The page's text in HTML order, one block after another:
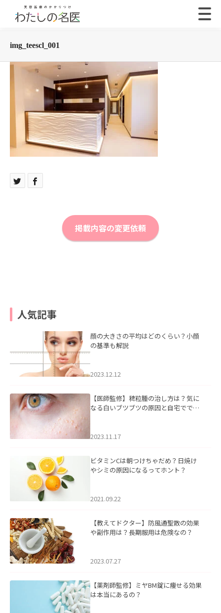
img_teescl_001
掲載内容の変更依頼
人気記事
顔の大きさの平均はどのくらい？小顔
の基準も解説
2023.12.12
【医師監修】稗粒腫の治し方は？気に
なる白いブツブツの原因と自宅ででき
2023.11.17
ビタミンCは朝つけちゃだめ？日焼け
やシミの原因になるってホント？
2021.09.22
【教えてドクター】防風通聖散の効果
や副作用は？長期服用は危険なの？
2023.07.27
【薬剤師監修】ミヤBM錠に痩せる効果
は本当にあるの？